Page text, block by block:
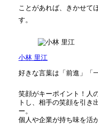
ことがあれば、きかせて
す。
小林 里江
好きな言葉は「前進」「
笑顔がキーポイント！人
トし、相手の笑顔を引き
ー。
個人や企業が持ち味を活